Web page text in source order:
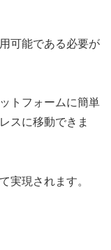
可能である必要が
トフォームに簡単
スに移動できま
実現されます。